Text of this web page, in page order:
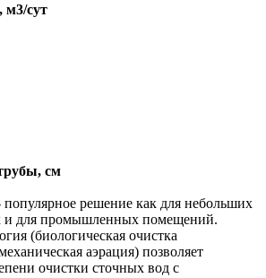
м3/сут
cм
решение как для небольших
и для промышленных помещений.
(биологическая очистка
аэрация) позволяет
очистки сточных вод с